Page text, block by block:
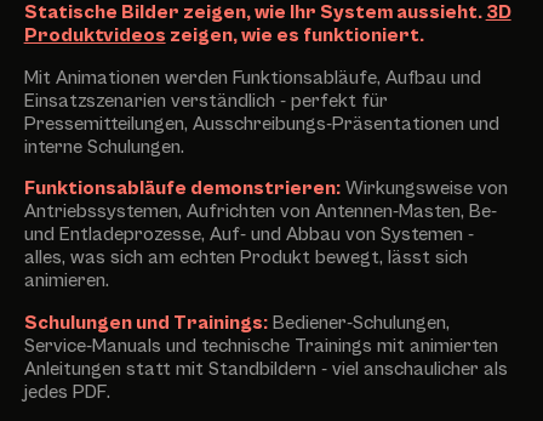
Statische Bilder zeigen, wie Ihr System aussieht. 3D
Produktvideos zeigen, wie es funktioniert.
Mit Animationen werden Funktionsabläufe, Aufbau und
Einsatzszenarien verständlich - perfekt für
Pressemitteilungen, Ausschreibungs-Präsentationen und
interne Schulungen.
Funktionsabläufe demonstrieren:Wirkungsweise von
Antriebssystemen, Aufrichten von Antennen-Masten, Be-
und Entladeprozesse, Auf- und Abbau von Systemen -
alles, was sich am echten Produkt bewegt, lässt sich
animieren.
Schulungen und Trainings:Bediener-Schulungen,
Service-Manuals und technische Trainings mit animierten
Anleitungen statt mit Standbildern - viel anschaulicher als
jedes PDF.